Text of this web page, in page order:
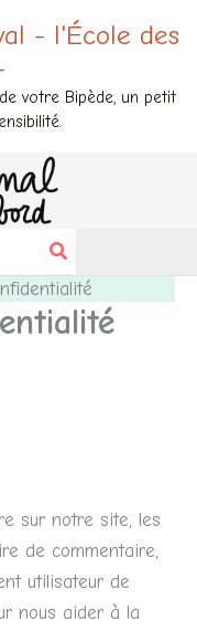
- l'École des
votre Bipède, un petit
sur notre site, les
de commentaire,
utilisateur de
nous aider à la